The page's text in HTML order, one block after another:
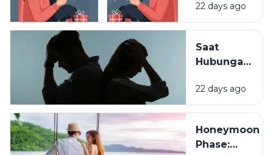
(LDR):
Tantangan
Menjaganya
22 days ago
Saat
Hubungan
Konflik,
Kompromi,
Komunikasi
22 days ago
Honeymoon
Phase: